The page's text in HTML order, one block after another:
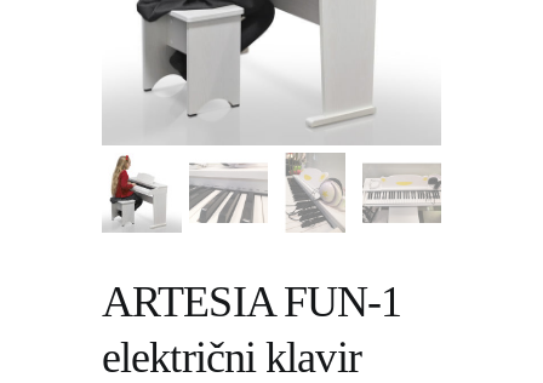
ARTESIA FUN-1
električni klavir